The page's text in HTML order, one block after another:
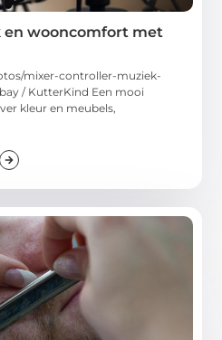
en wooncomfort met
mixer-controller-muziek-
/ KutterKind Een mooi
kleur en meubels,